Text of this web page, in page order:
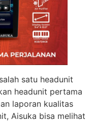
satu headunit
headunit pertama
laporan kualitas
Aisuka bisa melihat